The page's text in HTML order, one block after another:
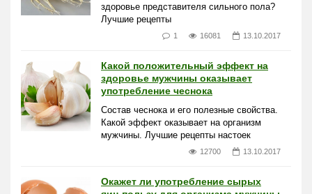
здоровье представителя сильного пола?
Лучшие рецепты
1 16081 13.10.2017
Какой положительный эффект на
здоровье мужчины оказывает
употребление чеснока
Состав чеснока и его полезные свойства.
Какой эффект оказывает на организм
мужчины. Лучшие рецепты настоек
12700 13.10.2017
Окажет ли употребление сырых